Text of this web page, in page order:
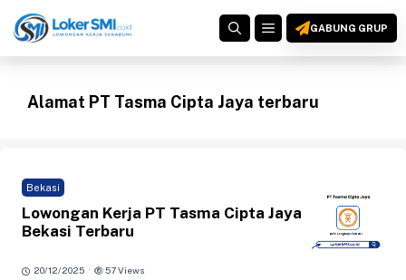
ke
MENUGABUNG GRUP
Alamat PT Tasma Cipta Jaya terbaru
Bekasi
Lowongan Kerja PT Tasma Cipta Jaya
Bekasi Terbaru
20/12/2025 · 57 Views